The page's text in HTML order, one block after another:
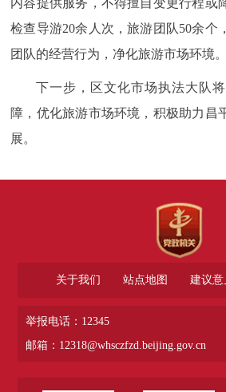
内容提供服务，不得擅自变更行程或
检查导游20余人次，旅游团队50余个
团队的经营行为，净化旅游市场环境。
下一步，区文化市场执法大队
障，优化旅游市场环境，积极助力昌
展。
关于我们 站点地图 建议意
举报电话：12345
邮箱：12318@whsczfzd.beijing.gov.cn